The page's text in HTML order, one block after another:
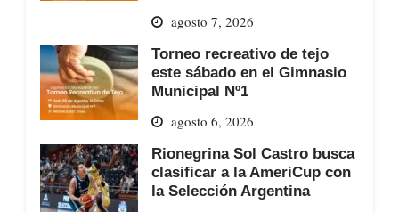
agosto 7, 2026
Torneo recreativo de tejo
este sábado en el Gimnasio
Municipal Nº1
agosto 6, 2026
Rionegrina Sol Castro busca
clasificar a la AmeriCup con
la Selección Argentina